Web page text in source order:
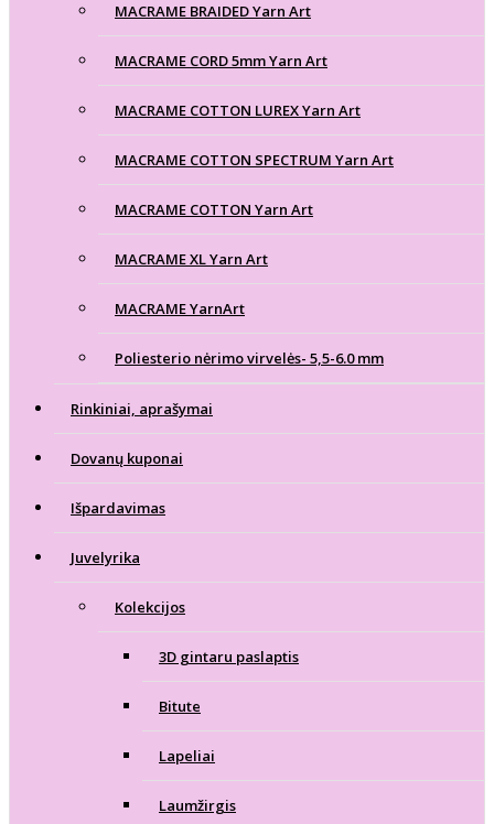
MACRAME BRAIDED Yarn Art
MACRAME CORD 5mm Yarn Art
MACRAME COTTON LUREX Yarn Art
MACRAME COTTON SPECTRUM Yarn Art
MACRAME COTTON Yarn Art
MACRAME XL Yarn Art
MACRAME YarnArt
Poliesterio nėrimo virvelės- 5,5-6.0 mm
Rinkiniai, aprašymai
Dovanų kuponai
Išpardavimas
Juvelyrika
Kolekcijos
3D gintaru paslaptis
Bitute
Lapeliai
Laumžirgis